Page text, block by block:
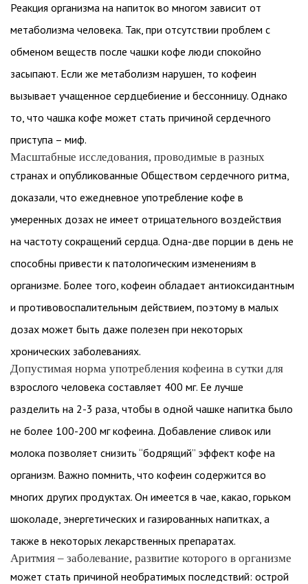
Реакция организма на напиток во многом зависит от
метаболизма человека. Так, при отсутствии проблем с
обменом веществ после чашки кофе люди спокойно
засыпают. Если же метаболизм нарушен, то кофеин
вызывает учащенное сердцебиение и бессонницу. Однако
то, что чашка кофе может стать причиной сердечного
приступа – миф.
Масштабные исследования, проводимые в разных
странах и опубликованные Обществом сердечного ритма,
доказали, что ежедневное употребление кофе в
умеренных дозах не имеет отрицательного воздействия
на частоту сокращений сердца. Одна-две порции в день не
способны привести к патологическим изменениям в
организме. Более того, кофеин обладает антиоксидантным
и противовоспалительным действием, поэтому в малых
дозах может быть даже полезен при некоторых
хронических заболеваниях.
Допустимая норма употребления кофеина в сутки для
взрослого человека составляет 400 мг. Ее лучше
разделить на 2-3 раза, чтобы в одной чашке напитка было
не более 100-200 мг кофеина. Добавление сливок или
молока позволяет снизить “бодрящий” эффект кофе на
организм. Важно помнить, что кофеин содержится во
многих других продуктах. Он имеется в чае, какао, горьком
шоколаде, энергетических и газированных напитках, а
также в некоторых лекарственных препаратах.
Аритмия – заболевание, развитие которого в организме
может стать причиной необратимых последствий: острой